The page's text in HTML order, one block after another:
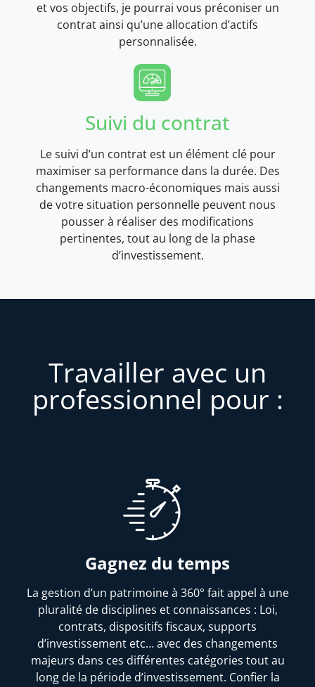
et vos objectifs, je pourrai vous préconiser un
contrat ainsi qu’une allocation d’actifs
personnalisée.
Suivi du contrat
Le suivi d’un contrat est un élément clé pour
maximiser sa performance dans la durée. Des
changements macro-économiques mais aussi
de votre situation personnelle peuvent nous
pousser à réaliser des modifications
pertinentes, tout au long de la phase
d’investissement.
Travailler avec un
professionnel pour :
Gagnez du temps
La gestion d’un patrimoine à 360° fait appel à une
pluralité de disciplines et connaissances : Loi,
contrats, dispositifs fiscaux, supports
d’investissement etc… avec des changements
majeurs dans ces différentes catégories tout au
long de la période d’investissement. Confier la